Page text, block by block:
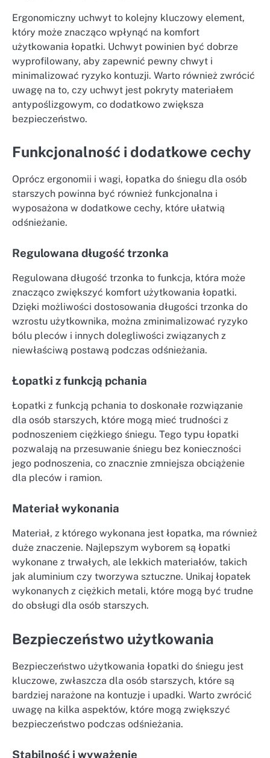
Ergonomiczny uchwyt to kolejny kluczowy element,
który może znacząco wpłynąć na komfort
użytkowania łopatki. Uchwyt powinien być dobrze
wyprofilowany, aby zapewnić pewny chwyt i
minimalizować ryzyko kontuzji. Warto również zwrócić
uwagę na to, czy uchwyt jest pokryty materiałem
antypoślizgowym, co dodatkowo zwiększa
bezpieczeństwo.
Funkcjonalność i dodatkowe cechy
Oprócz ergonomii i wagi, łopatka do śniegu dla osób
starszych powinna być również funkcjonalna i
wyposażona w dodatkowe cechy, które ułatwią
odśnieżanie.
Regulowana długość trzonka
Regulowana długość trzonka to funkcja, która może
znacząco zwiększyć komfort użytkowania łopatki.
Dzięki możliwości dostosowania długości trzonka do
wzrostu użytkownika, można zminimalizować ryzyko
bólu pleców i innych dolegliwości związanych z
niewłaściwą postawą podczas odśnieżania.
Łopatki z funkcją pchania
Łopatki z funkcją pchania to doskonałe rozwiązanie
dla osób starszych, które mogą mieć trudności z
podnoszeniem ciężkiego śniegu. Tego typu łopatki
pozwalają na przesuwanie śniegu bez konieczności
jego podnoszenia, co znacznie zmniejsza obciążenie
dla pleców i ramion.
Materiał wykonania
Materiał, z którego wykonana jest łopatka, ma również
duże znaczenie. Najlepszym wyborem są łopatki
wykonane z trwałych, ale lekkich materiałów, takich
jak aluminium czy tworzywa sztuczne. Unikaj łopatek
wykonanych z ciężkich metali, które mogą być trudne
do obsługi dla osób starszych.
Bezpieczeństwo użytkowania
Bezpieczeństwo użytkowania łopatki do śniegu jest
kluczowe, zwłaszcza dla osób starszych, które są
bardziej narażone na kontuzje i upadki. Warto zwrócić
uwagę na kilka aspektów, które mogą zwiększyć
bezpieczeństwo podczas odśnieżania.
Stabilność i wyważenie